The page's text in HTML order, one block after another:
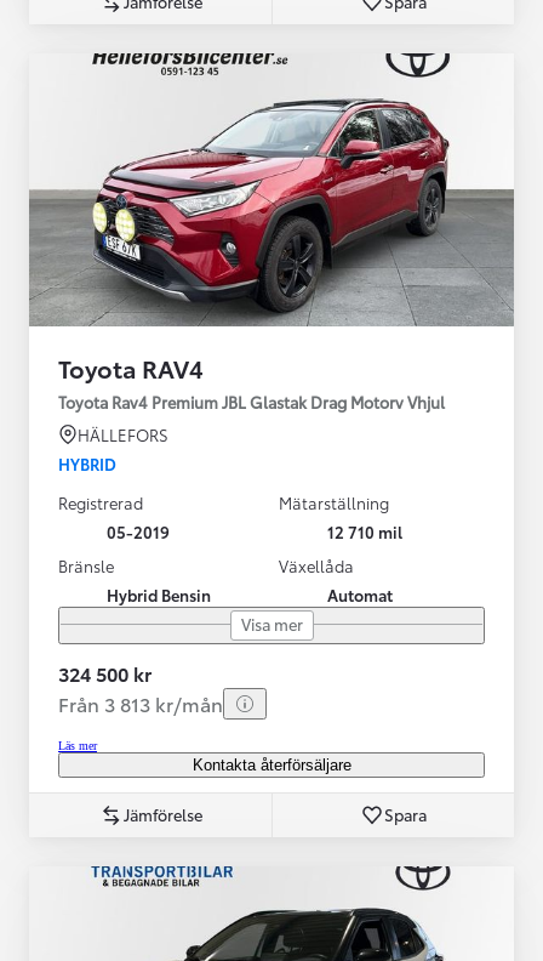
Toyota RAV4
Toyota Rav4 Premium JBL Glastak Drag Motorv Vhjul
HÄLLEFORS
HYBRID
Registrerad
05-2019
Mätarställning
12 710 mil
Bränsle
Hybrid Bensin
Växellåda
Automat
Visa mer
324 500 kr
Från 3 813 kr/mån
Läs mer
Kontakta återförsäljare
Jämförelse Spara